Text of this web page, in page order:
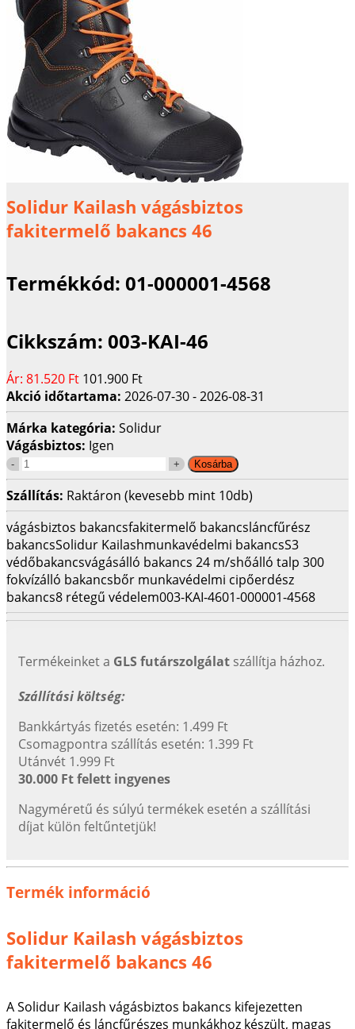
Solidur Kailash vágásbiztos
fakitermelő bakancs 46
Termékkód: 01-000001-4568
Cikkszám: 003-KAI-46
Ár: 81.520 Ft 101.900 Ft
Akció időtartama: 2026-07-30 - 2026-08-31
Márka kategória: Solidur
Vágásbiztos: Igen
Szállítás: Raktáron (kevesebb mint 10db)
vágásbiztos bakancsfakitermelő bakancsláncfűrész
bakancsSolidur Kailashmunkavédelmi bakancsS3
védőbakancsvágásálló bakancs 24 m/shőálló talp 300
fokvízálló bakancsbőr munkavédelmi cipőerdész
bakancs8 rétegű védelem003-KAI-4601-000001-4568
Termékeinket a GLS futárszolgálat szállítja házhoz.
Szállítási költség:
Bankkártyás fizetés esetén: 1.499 Ft
Csomagpontra szállítás esetén: 1.399 Ft
Utánvét 1.999 Ft
30.000 Ft felett ingyenes
Nagyméretű és súlyú termékek esetén a szállítási
díjat külön feltűntetjük!
Termék információ
Solidur Kailash vágásbiztos
fakitermelő bakancs 46
A Solidur Kailash vágásbiztos bakancs kifejezetten
fakitermelő és láncfűrészes munkákhoz készült, magas